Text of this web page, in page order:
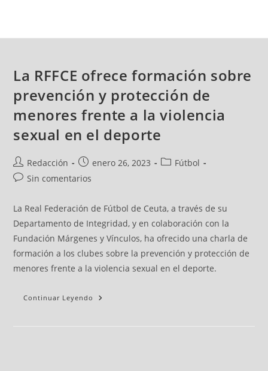
La RFFCE ofrece formación sobre
prevención y protección de
menores frente a la violencia
sexual en el deporte
Redacción enero 26, 2023
Fútbol
Sin comentarios
La Real Federación de Fútbol de Ceuta, a través de su
Departamento de Integridad, y en colaboración con la
Fundación Márgenes y Vínculos, ha ofrecido una charla de
formación a los clubes sobre la prevención y protección de
menores frente a la violencia sexual en el deporte.
Continuar Leyendo